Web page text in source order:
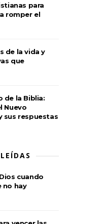
para
romper el
de la vida y
que
de la Biblia:
Nuevo
sus respuestas
cuando
no hay